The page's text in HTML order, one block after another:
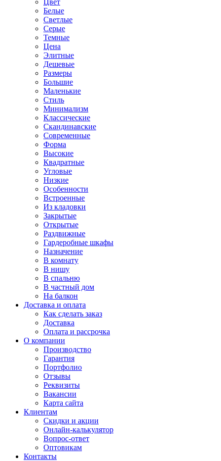
Цвет
Белые
Светлые
Серые
Темные
Цена
Элитные
Дешевые
Размеры
Большие
Маленькие
Стиль
Минимализм
Классические
Скандинавские
Современные
Форма
Высокие
Квадратные
Угловые
Низкие
Особенности
Встроенные
Из кладовки
Закрытые
Открытые
Раздвижные
Гардеробные шкафы
Назначение
В комнату
В нишу
В спальню
В частный дом
На балкон
Доставка и оплата
Как сделать заказ
Доставка
Оплата и рассрочка
О компании
Производство
Гарантия
Портфолио
Отзывы
Реквизиты
Вакансии
Карта сайта
Клиентам
Скидки и акции
Онлайн-калькулятор
Вопрос-ответ
Оптовикам
Контакты